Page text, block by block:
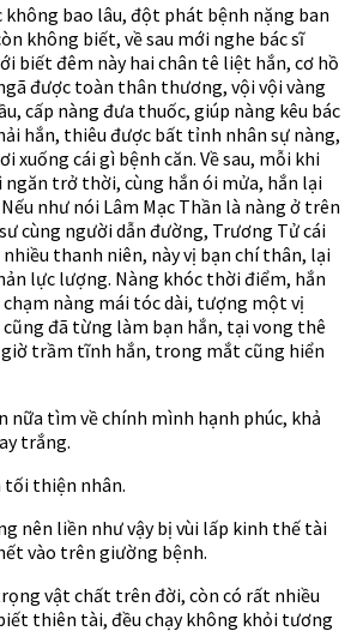
không bao lâu, đột phát bệnh nặng ban
không biết, về sau mới nghe bác sĩ
biết đêm này hai chân tê liệt hắn, cơ hồ
được toàn thân thương, vội vội vàng
cấp nàng đưa thuốc, giúp nàng kêu bác
hắn, thiêu được bất tỉnh nhân sự nàng,
xuống cái gì bệnh căn. Về sau, mỗi khi
ngăn trở thời, cùng hắn ói mửa, hắn lại
như nói Lâm Mạc Thần là nàng ở trên
cùng người dẫn đường, Trương Tử cái
thanh niên, này vị bạn chí thân, lại
lực lượng. Nàng khóc thời điểm, hắn
nàng mái tóc dài, tượng một vị
đã từng làm bạn hắn, tại vong thê
trầm tĩnh hắn, trong mắt cũng hiển
nữa tìm về chính mình hạnh phúc, khả
trắng.
tối thiện nhân.
nên liền như vậy bị vùi lấp kinh thế tài
vào trên giường bệnh.
vật chất trên đời, còn có rất nhiều
thiên tài, đều chạy không khỏi tương